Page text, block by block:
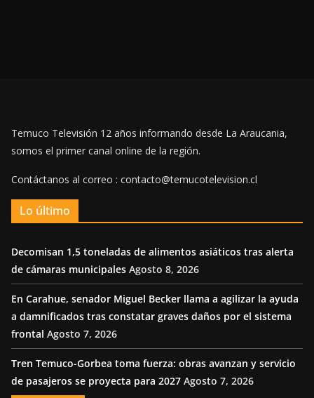
Temuco Televisión 12 años informando desde La Araucania,
somos el primer canal online de la región.
Contáctanos al correo : contacto@temucotelevision.cl
Lo último
Decomisan 1,5 toneladas de alimentos asiáticos tras alerta
de cámaras municipales Agosto 8, 2026
En Carahue, senador Miguel Becker llama a agilizar la ayuda
a damnificados tras constatar graves daños por el sistema
frontal Agosto 7, 2026
Tren Temuco-Gorbea toma fuerza: obras avanzan y servicio
de pasajeros se proyecta para 2027 Agosto 7, 2026